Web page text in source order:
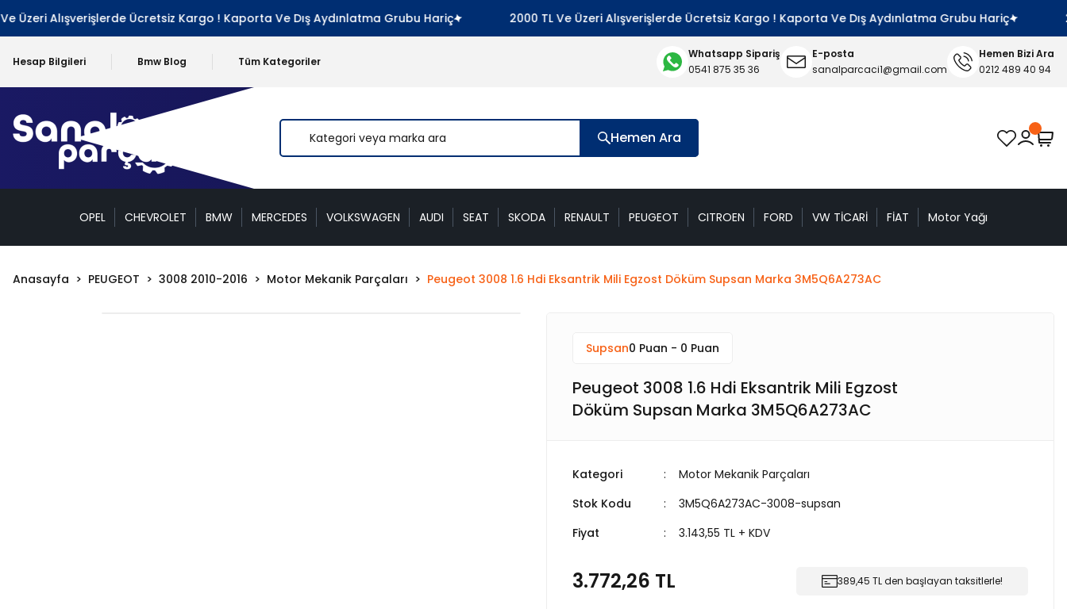
Alışverişlerde Ücretsiz Kargo ! Kaporta Ve Dış Aydınlatma Grubu Hariç 2000 TL Ve Üzeri Alışverişlerde Ücretsiz Kargo ! Kaporta Ve Dış Aydınlatma Grubu Hariç
Hesap Bilgileri Bmw Blog Tüm Kategoriler
Whatsapp Sipariş
0541 875 35 36
E-posta
sanalparcaci1@gmail.com
Hemen Bizi Ara
0212 489 40 94
Hemen Ara
OPEL CHEVROLET BMW MERCEDES VOLKSWAGEN AUDI SEAT SKODA RENAULT PEUGEOT CITROEN FORD VW TİCARİ FİAT Motor Yağı
Anasayfa PEUGEOT 3008 2010-2016 Motor Mekanik Parçaları Peugeot 3008 1.6 Hdi Eksantrik Mili Egzost Döküm Supsan Marka 3M5Q6A273AC
Supsan0 Puan - 0 Puan
Peugeot 3008 1.6 Hdi Eksantrik Mili Egzost
Döküm Supsan Marka 3M5Q6A273AC
Kategori
Motor Mekanik Parçaları
Stok Kodu
3M5Q6A273AC-3008-supsan
Fiyat
3.143,55 TL + KDV
3.772,26 TL 389,45 TL den başlayan taksitlerle!